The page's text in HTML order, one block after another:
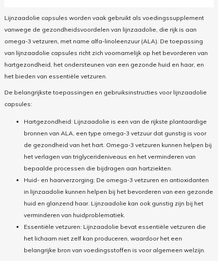
Lijnzaadolie capsules worden vaak gebruikt als voedingssupplement
vanwege de gezondheidsvoordelen van lijnzaadolie, die rijk is aan
omega-3 vetzuren, met name alfa-linoleenzuur (ALA). De toepassing
van lijnzaadolie capsules richt zich voornamelijk op het bevorderen van
hartgezondheid, het ondersteunen van een gezonde huid en haar, en
het bieden van essentiële vetzuren.
De belangrijkste toepassingen en gebruiksinstructies voor lijnzaadolie
capsules:
Hartgezondheid: Lijnzaadolie is een van de rijkste plantaardige
bronnen van ALA, een type omega-3 vetzuur dat gunstig is voor
de gezondheid van het hart. Omega-3 vetzuren kunnen helpen bij
het verlagen van triglycerideniveaus en het verminderen van
bepaalde processen die bijdragen aan hartziekten.
Huid- en haarverzorging: De omega-3 vetzuren en antioxidanten
in lijnzaadolie kunnen helpen bij het bevorderen van een gezonde
huid en glanzend haar. Lijnzaadolie kan ook gunstig zijn bij het
verminderen van huidproblematiek.
Essentiële vetzuren: Lijnzaadolie bevat essentiële vetzuren die
het lichaam niet zelf kan produceren, waardoor het een
belangrijke bron van voedingsstoffen is voor algemeen welzijn.